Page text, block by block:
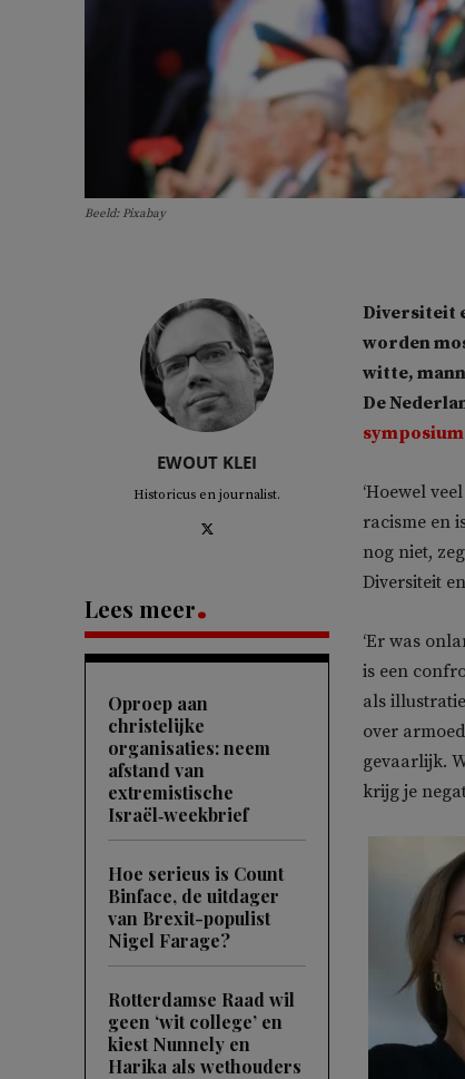
Beeld: Pixabay
EWOUT KLEI
Historicus en journalist.
Lees meer
Oproep aan
christelijke
organisaties: neem
afstand van
extremistische
Israël‑weekbrief
Hoe serieus is Count
Binface, de uitdager
van Brexit-populist
Nigel Farage?
Rotterdamse Raad wil
geen ‘wit college’ en
kiest Nunnely en
Harika als wethouders
Diversiteit
worden
witte,
De
symposium
‘Hoewel
racisme en
nog niet,
Diversiteit
‘Er was
is een
als
over
gevaarlijk.
krijg je